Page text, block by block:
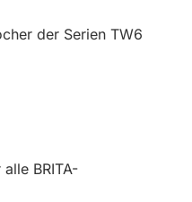
der Serien TW6
BRITA-